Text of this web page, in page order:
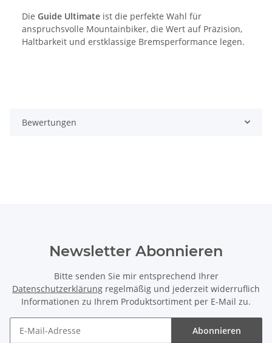
Die Guide Ultimate ist die perfekte Wahl für
anspruchsvolle Mountainbiker, die Wert auf Präzision,
Haltbarkeit und erstklassige Bremsperformance legen.
Bewertungen
Newsletter Abonnieren
Bitte senden Sie mir entsprechend Ihrer
Datenschutzerklärung regelmäßig und jederzeit widerruflich
Informationen zu Ihrem Produktsortiment per E-Mail zu.
Abonnieren